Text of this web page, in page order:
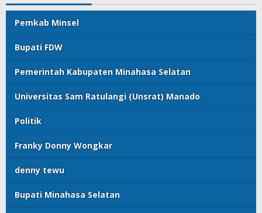
Pemkab Minsel
Bupati FDW
Pemerintah Kabupaten Minahasa Selatan
Universitas Sam Ratulangi (Unsrat) Manado
Politik
Franky Donny Wongkar
denny tewu
Bupati Minahasa Selatan